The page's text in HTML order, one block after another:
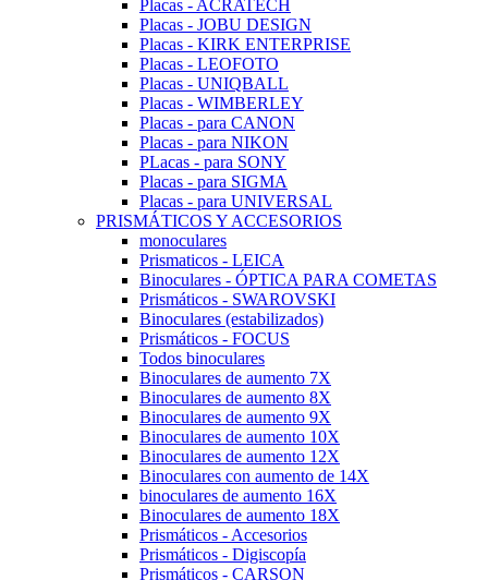
Placas - ACRATECH
Placas - JOBU DESIGN
Placas - KIRK ENTERPRISE
Placas - LEOFOTO
Placas - UNIQBALL
Placas - WIMBERLEY
Placas - para CANON
Placas - para NIKON
PLacas - para SONY
Placas - para SIGMA
Placas - para UNIVERSAL
PRISMÁTICOS Y ACCESORIOS
monoculares
Prismaticos - LEICA
Binoculares - ÓPTICA PARA COMETAS
Prismáticos - SWAROVSKI
Binoculares (estabilizados)
Prismáticos - FOCUS
Todos binoculares
Binoculares de aumento 7X
Binoculares de aumento 8X
Binoculares de aumento 9X
Binoculares de aumento 10X
Binoculares de aumento 12X
Binoculares con aumento de 14X
binoculares de aumento 16X
Binoculares de aumento 18X
Prismáticos - Accesorios
Prismáticos - Digiscopía
Prismáticos - CARSON